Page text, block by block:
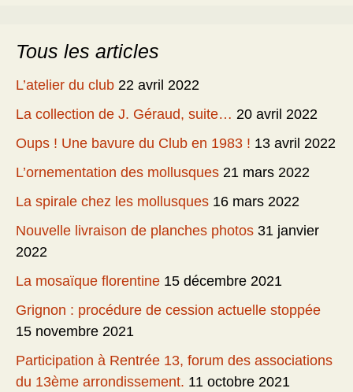
Tous les articles
L’atelier du club 22 avril 2022
La collection de J. Géraud, suite… 20 avril 2022
Oups ! Une bavure du Club en 1983 ! 13 avril 2022
L’ornementation des mollusques 21 mars 2022
La spirale chez les mollusques 16 mars 2022
Nouvelle livraison de planches photos 31 janvier
2022
La mosaïque florentine 15 décembre 2021
Grignon : procédure de cession actuelle stoppée
15 novembre 2021
Participation à Rentrée 13, forum des associations
du 13ème arrondissement. 11 octobre 2021